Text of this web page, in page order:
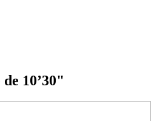
10’30"